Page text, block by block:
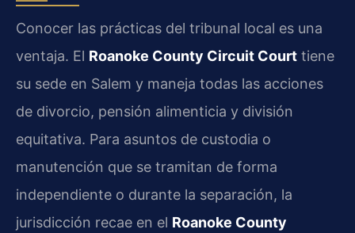
Conocer las prácticas del tribunal local es una
ventaja. El Roanoke County Circuit Court tiene
su sede en Salem y maneja todas las acciones
de divorcio, pensión alimenticia y división
equitativa. Para asuntos de custodia o
manutención que se tramitan de forma
independiente o durante la separación, la
jurisdicción recae en el Roanoke County